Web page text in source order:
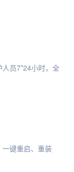
员7*24小时，全
键重启、重装